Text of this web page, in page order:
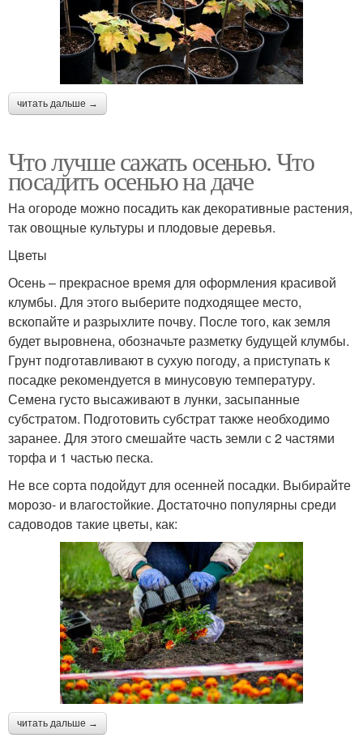
читать дальше →
Что лучше сажать осенью. Что
посадить осенью на даче
На огороде можно посадить как декоративные растения,
так овощные культуры и плодовые деревья.
Цветы
Осень – прекрасное время для оформления красивой
клумбы. Для этого выберите подходящее место,
вскопайте и разрыхлите почву. После того, как земля
будет выровнена, обозначьте разметку будущей клумбы.
Грунт подготавливают в сухую погоду, а приступать к
посадке рекомендуется в минусовую температуру.
Семена густо высаживают в лунки, засыпанные
субстратом. Подготовить субстрат также необходимо
заранее. Для этого смешайте часть земли с 2 частями
торфа и 1 частью песка.
Не все сорта подойдут для осенней посадки. Выбирайте
морозо- и влагостойкие. Достаточно популярны среди
садоводов такие цветы, как:
читать дальше →